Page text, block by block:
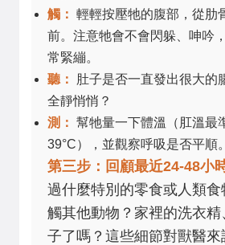
觸： 輕輕按壓牠的腹部，從肋
前。注意牠會不會閃躲、呻吟
常緊繃。
聽：
肚子是否一直發出很大的
全靜悄悄？
測： 幫牠量一下體溫（肛溫最
39°C），並觀察呼吸是否平順。
第三步：回顧最近24-48小
過什麼特別的零食或人類
觸其他動物？家裡的洗衣
子了嗎？這些細節對獸醫